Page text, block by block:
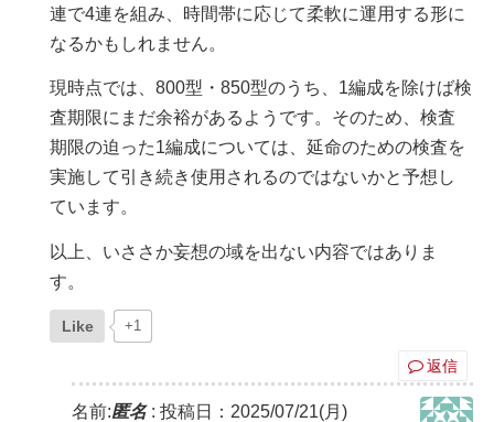
連で4連を組み、時間帯に応じて柔軟に運用する形に
なるかもしれません。
現時点では、800型・850型のうち、1編成を除けば検
査期限にまだ余裕があるようです。そのため、検査
期限の迫った1編成については、延命のための検査を
実施して引き続き使用されるのではないかと予想し
ています。
以上、いささか妄想の域を出ない内容ではありま
す。
Like +1
返信
名前:匿名: 投稿日：2025/07/21(月)